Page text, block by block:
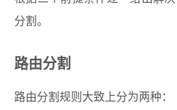
分割。
路由分割
路由分割规则大致上分为两种：